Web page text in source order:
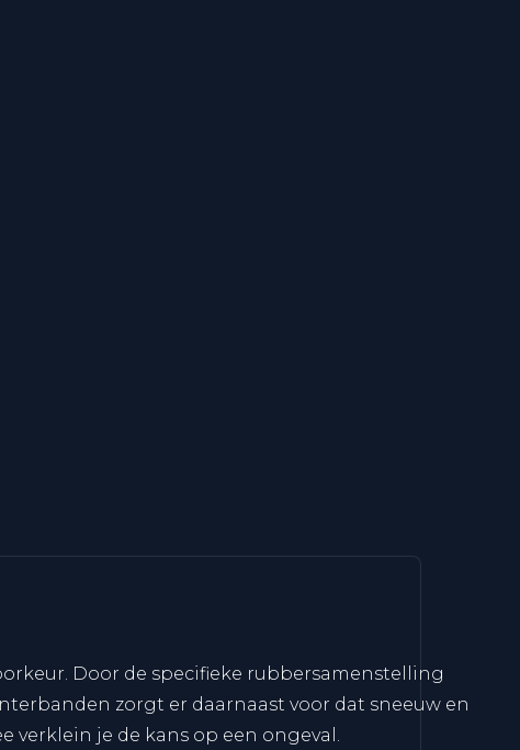
Door de specifieke rubbersamenstelling
zorgt er daarnaast voor dat sneeuw en
verklein je de kans op een ongeval.